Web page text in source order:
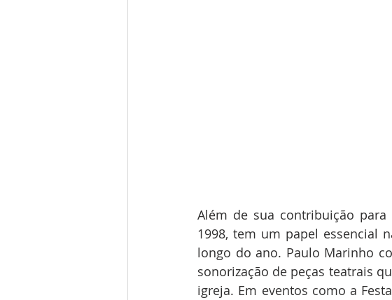
Além de sua contribuição para
1998, tem um papel essencial
longo do ano. Paulo Marinho
sonorização de peças teatrais
igreja. Em eventos como a